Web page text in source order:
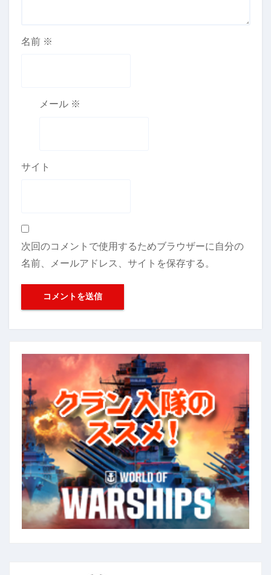
名前 ※
メール ※
サイト
次回のコメントで使用するためブラウザーに自分の
名前、メールアドレス、サイトを保存する。